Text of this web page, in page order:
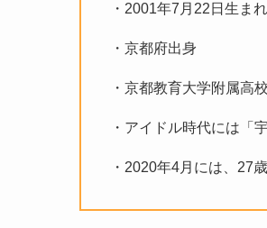
・ 2001年7月22日生まれ
・ 京都府出身
・ 京都教育大学附属高
・ アイドル時代には「
・ 2020年4月には、27